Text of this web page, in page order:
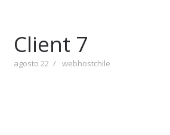
Client 7
agosto 22 webhostchile